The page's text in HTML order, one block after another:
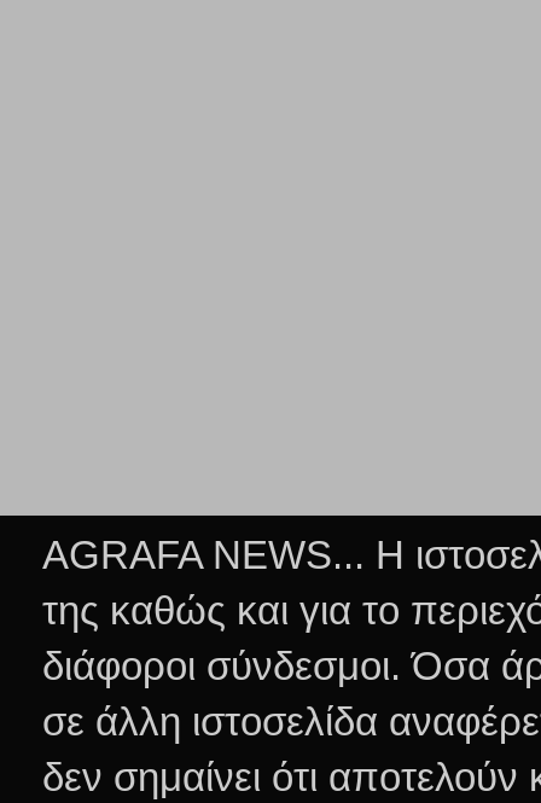
AGRAFA NEWS... Η
της καθώς και για το
διάφοροι σύνδεσμοι.Όσα
σε άλλη ιστοσελίδα
δεν σημαίνει ότι